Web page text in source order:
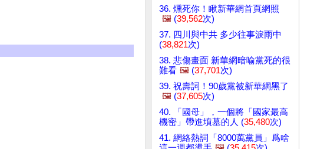
36. 燻死你！瞅新華網首頁網照
🖼️ (39,562次)
37. 四川與中共 多少往事淚雨中
(38,821次)
38. 悲傷畫面 新華網暗喻黨死的很
難看 🖼️ (37,701次)
39. 祝壽詞！90歲黨被新華網黑了
🖼️ (37,605次)
40. 「國母」，一個將「國家最高
機密」帶進墳墓的人 (35,480次)
41. 網絡熱詞「8000萬黨員」爲啥